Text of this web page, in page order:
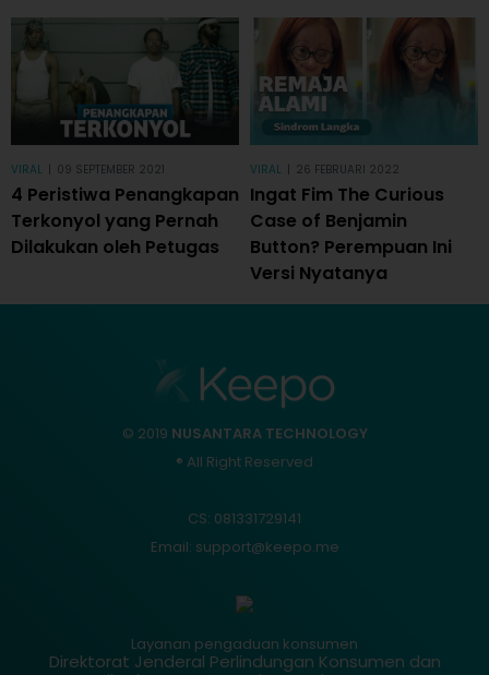
VIRAL 09 SEPTEMBER 2021
4 Peristiwa Penangkapan
Terkonyol yang Pernah
Dilakukan oleh Petugas
VIRAL 26 FEBRUARI 2022
Ingat Fim The Curious
Case of Benjamin
Button? Perempuan Ini
Versi Nyatanya
© 2019 NUSANTARA TECHNOLOGY
® All Right Reserved
CS: 081331729141
Email: support@keepo.me
Layanan pengaduan konsumen
Direktorat Jenderal Perlindungan Konsumen dan